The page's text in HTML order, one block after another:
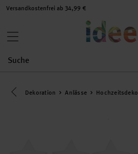
Versandkostenfrei ab 34,99 €
Eine Kategorie zurück navigieren
Dekoration Anlässe Hochzeitsdeko